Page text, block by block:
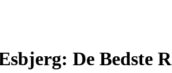
De Bedste